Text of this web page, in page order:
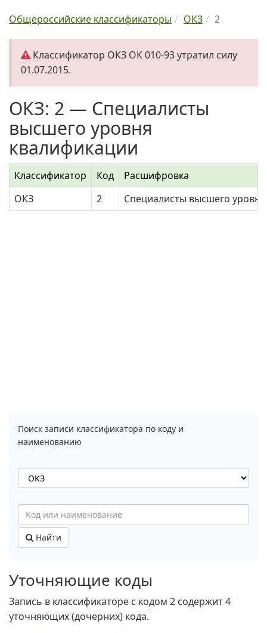
Общероссийские классификаторы ОКЗ 2
Классификатор ОКЗ ОК 010-93 утратил силу
01.07.2015.
ОКЗ: 2 — Специалисты
высшего уровня
квалификации
Классификатор Код
Расшифровка
ОКЗ
2 Специалисты высшего
Поиск записи классификатора по коду и
наименованию
Найти
Уточняющие коды
Запись в классификаторе с кодом 2 содержит 4
уточняющих (дочерних) кода.